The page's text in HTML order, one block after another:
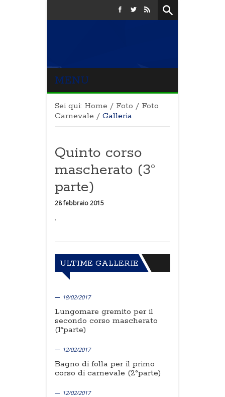
MENU
Sei qui: Home / Foto / Foto
Carnevale / Galleria
Quinto corso
mascherato (3°
parte)
28 febbraio 2015
.
ULTIME GALLERIE
18/02/2017
Lungomare gremito per il
secondo corso mascherato
(1°parte)
12/02/2017
Bagno di folla per il primo
corso di carnevale (2°parte)
12/02/2017